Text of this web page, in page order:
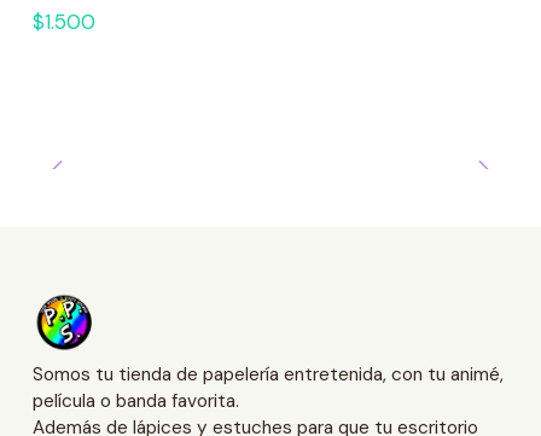
$1.500
Somos tu tienda de papelería entretenida, con tu animé,
película o banda favorita.
Además de lápices y estuches para que tu escritorio